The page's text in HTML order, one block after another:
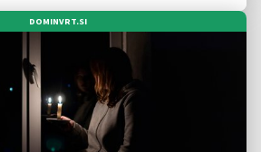
DOMINVRT.SI